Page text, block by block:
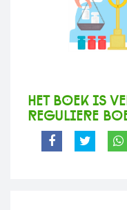
Het boek is
reguliere